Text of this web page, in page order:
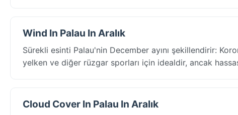
Wind In Palau In Aralık
Sürekli esinti Palau'nin December ayını şekillendirir:
yelken ve diğer rüzgar sporları için idealdir, ancak
Cloud Cover In Palau In Aralık